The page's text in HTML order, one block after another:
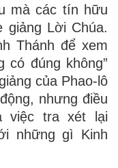
mà các tín hữu
giảng Lời Chúa.
Thánh để xem
có đúng không”
của Phao-lô
nhưng điều
việc tra xét lại
những gì Kinh